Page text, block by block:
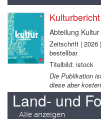
Abteilung Kultur
Zeitschrift | 2026
bestellbar
Titelbild: istock
Die Publikation
diese aber
Land- und
Alle anzeigen